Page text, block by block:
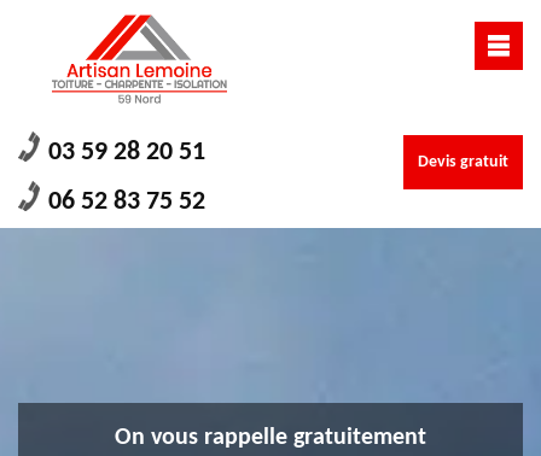
03 59 28 20 51
06 52 83 75 52
Devis gratuit
On vous rappelle gratuitement